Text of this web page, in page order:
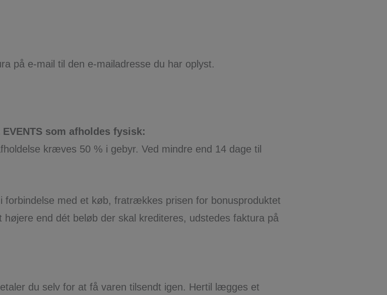
på e-mail til den e-mailadresse du har oplyst.
EVENTS som afholdes fysisk:
kræves 50 % i gebyr. Ved mindre end 14 dage til
med et køb, fratrækkes prisen for bonusproduktet
end dét beløb der skal krediteres, udstedes faktura på
du selv for at få varen tilsendt igen. Hertil lægges et